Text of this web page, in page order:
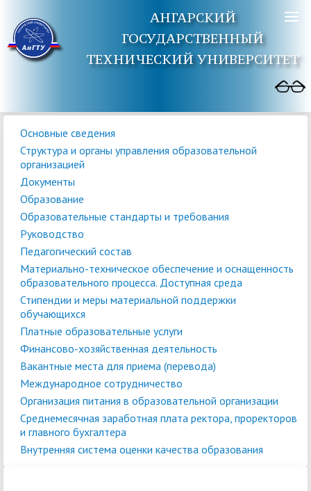
АНГАРСКИЙ
ГОСУДАРСТВЕННЫЙ
ТЕХНИЧЕСКИЙ УНИВЕРСИТЕТ
Основные сведения
Структура и органы управления образовательной
организацией
Документы
Образование
Образовательные стандарты и требования
Руководство
Педагогический состав
Материально-техническое обеспечение и оснащенность
образовательного процесса. Доступная среда
Стипендии и меры материальной поддержки
обучающихся
Платные образовательные услуги
Финансово-хозяйственная деятельность
Вакантные места для приема (перевода)
Международное сотрудничество
Организация питания в образовательной организации
Среднемесячная заработная плата ректора, проректоров
и главного бухгалтера
Внутренняя система оценки качества образования